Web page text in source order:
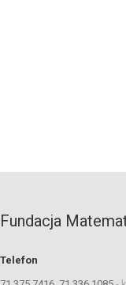
Fundacja
Telefon